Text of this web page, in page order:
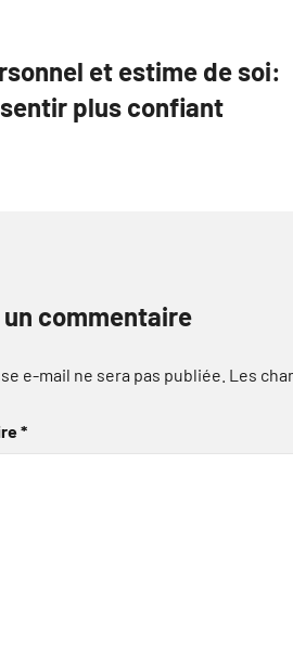
et estime de soi:
plus confiant
commentaire
e-mail ne sera pas publiée. Les
*